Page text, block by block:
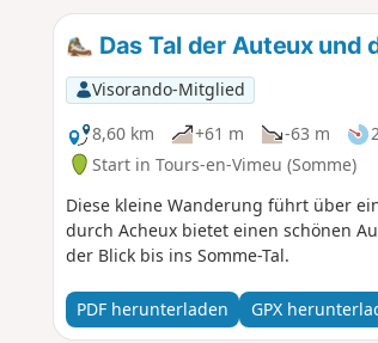
Das Tal der Auteux und
Visorando-Mitglied
8,60 km
+61 m -63 m
Start in Tours-en-Vimeu (Somme)
Diese kleine Wanderung führt über
durch Acheux bietet einen schönen
der Blick bis ins Somme-Tal.
PDF herunterladen GPX